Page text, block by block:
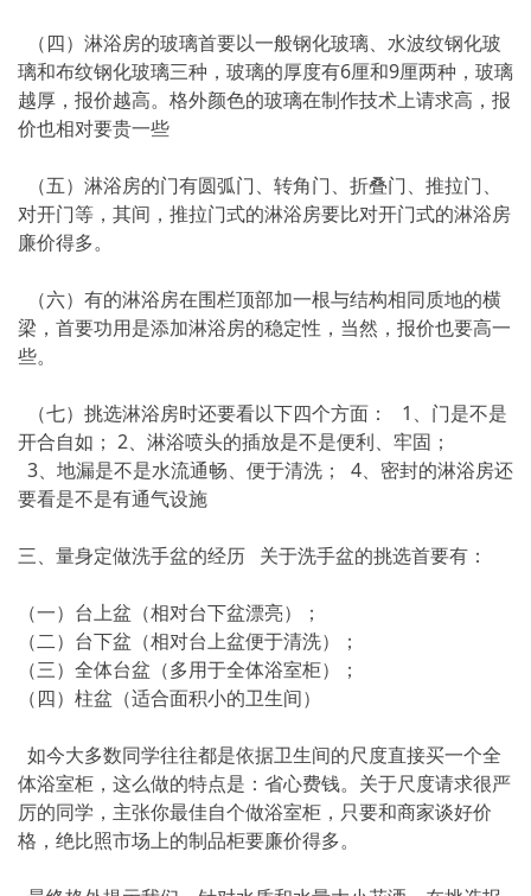
（四）淋浴房的玻璃首要以一般钢化玻璃、水波纹钢化玻
璃和布纹钢化玻璃三种，玻璃的厚度有6厘和9厘两种，玻璃
越厚，报价越高。格外颜色的玻璃在制作技术上请求高，报
价也相对要贵一些
（五）淋浴房的门有圆弧门、转角门、折叠门、推拉门、
对开门等，其间，推拉门式的淋浴房要比对开门式的淋浴房
廉价得多。
（六）有的淋浴房在围栏顶部加一根与结构相同质地的横
梁，首要功用是添加淋浴房的稳定性，当然，报价也要高一
些。
（七）挑选淋浴房时还要看以下四个方面： 1、门是不是
开合自如； 2、淋浴喷头的插放是不是便利、牢固；
3、地漏是不是水流通畅、便于清洗； 4、密封的淋浴房还
要看是不是有通气设施
三、量身定做洗手盆的经历 关于洗手盆的挑选首要有：
（一）台上盆（相对台下盆漂亮）；
（二）台下盆（相对台上盆便于清洗）；
（三）全体台盆（多用于全体浴室柜）；
（四）柱盆（适合面积小的卫生间）
如今大多数同学往往都是依据卫生间的尺度直接买一个全
体浴室柜，这么做的特点是：省心费钱。关于尺度请求很严
厉的同学，主张你最佳自个做浴室柜，只要和商家谈好价
格，绝比照市场上的制品柜要廉价得多。